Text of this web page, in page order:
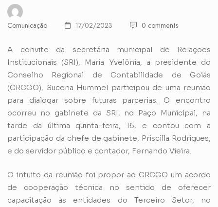
Comunicação 17/02/2023 0 comments
A convite da secretária municipal de Relações
Institucionais (SRI), Maria Yvelônia, a presidente do
Conselho Regional de Contabilidade de Goiás
(CRCGO), Sucena Hummel participou de uma reunião
para dialogar sobre futuras parcerias. O encontro
ocorreu no gabinete da SRI, no Paço Municipal, na
tarde da última quinta-feira, 16, e contou com a
participação da chefe de gabinete, Priscilla Rodrigues,
e do servidor público e contador, Fernando Vieira.
O intuito da reunião foi propor ao CRCGO um acordo
de cooperação técnica no sentido de oferecer
capacitação às entidades do Terceiro Setor, no